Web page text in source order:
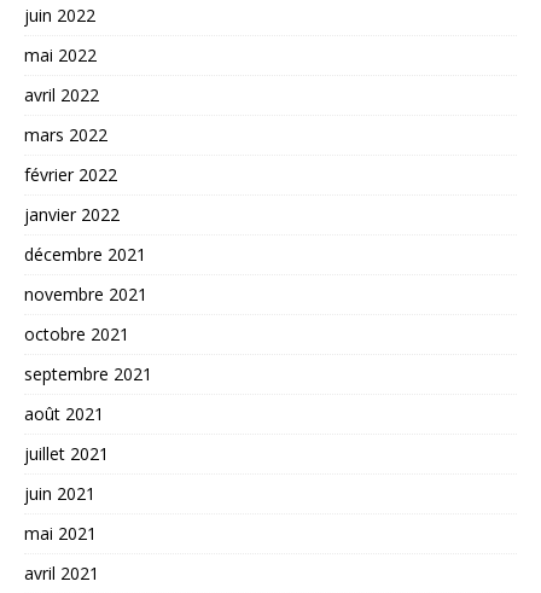
juin 2022
mai 2022
avril 2022
mars 2022
février 2022
janvier 2022
décembre 2021
novembre 2021
octobre 2021
septembre 2021
août 2021
juillet 2021
juin 2021
mai 2021
avril 2021